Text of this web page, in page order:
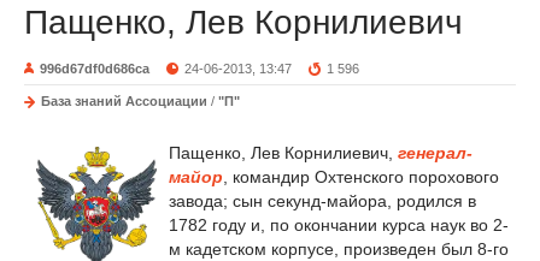
Пащенко, Лев Корнилиевич
996d67df0d686ca 24-06-2013, 13:47 1 596
База знаний Ассоциации / "П"
Пащенко, Лев Корнилиевич, генерал-
майор , командир Охтенского порохового
завода; сын секунд-майора, родился в
1782 году и, по окончании курса наук во 2-
м кадетском корпусе, произведен был 8-го